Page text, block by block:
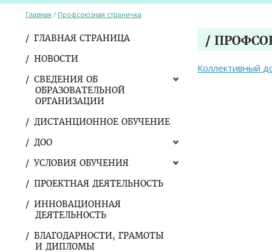
ГЛАВНАЯ СТРАНИЦА
НОВОСТИ
СВЕДЕНИЯ ОБ
ОБРАЗОВАТЕЛЬНОЙ
ОРГАНИЗАЦИИ
ДИСТАНЦИОННОЕ ОБУЧЕНИЕ
ДОО
УСЛОВИЯ ОБУЧЕНИЯ
ПРОЕКТНАЯ ДЕЯТЕЛЬНОСТЬ
ИННОВАЦИОННАЯ
ДЕЯТЕЛЬНОСТЬ
БЛАГОДАРНОСТИ, ГРАМОТЫ
И ДИПЛОМЫ
Главная / Профсоюзная страничка
/
Коллективный